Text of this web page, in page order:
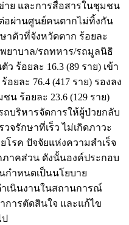
าย และการสื่อสารในชุมชน
อผ่านศูนย์คนตากไม่ทิ้งกัน
าตัวที่จังหวัดตาก ร้อยละ
พยาบาล/รถทหาร/รถมูลนิธิ
ว ร้อยละ 16.3 (89 ราย) เข้า
ยละ 76.4 (417 ราย) รองลง
ร้อยละ 23.6 (129 ราย)
บริหารจัดการให้ผู้ป่วยกลับ
จรักษาที่เร็ว ไม่เกิดภาวะ
รค ปัจจัยแห่งความสำเร็จ
าคส่วน ดังนั้นองค์ประกอบ
กำหนดเป็นนโยบาย
เนินงานในสถานการณ์
การตัดสินใจ และแก้ไข